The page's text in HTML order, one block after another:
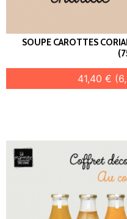
SOUPE CAROTTES
41,40 €